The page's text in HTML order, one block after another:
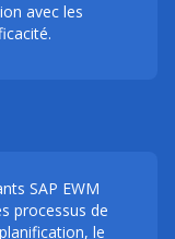
avec les
SAP EWM
processus de
le